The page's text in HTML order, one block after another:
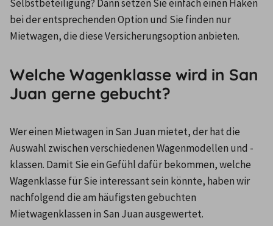
Selbstbeteiligung? Dann setzen Sie einfach einen Haken
bei der entsprechenden Option und Sie finden nur
Mietwagen, die diese Versicherungsoption anbieten.
Welche Wagenklasse wird in San
Juan gerne gebucht?
Wer einen Mietwagen in San Juan mietet, der hat die
Auswahl zwischen verschiedenen Wagenmodellen und -
klassen. Damit Sie ein Gefühl dafür bekommen, welche
Wagenklasse für Sie interessant sein könnte, haben wir
nachfolgend die am häufigsten gebuchten
Mietwagenklassen in San Juan ausgewertet.